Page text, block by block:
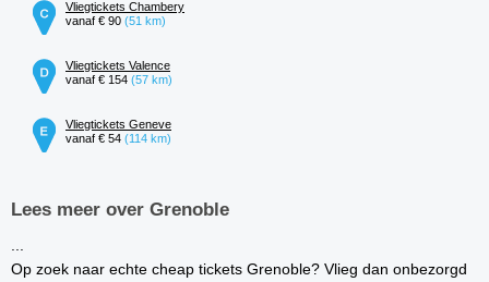
Vliegtickets Chambery
vanaf € 90 (51 km)
Vliegtickets Valence
vanaf € 154 (57 km)
Vliegtickets Geneve
vanaf € 54 (114 km)
Lees meer over Grenoble
...
Op zoek naar echte cheap tickets Grenoble? Vlieg dan onbezorgd